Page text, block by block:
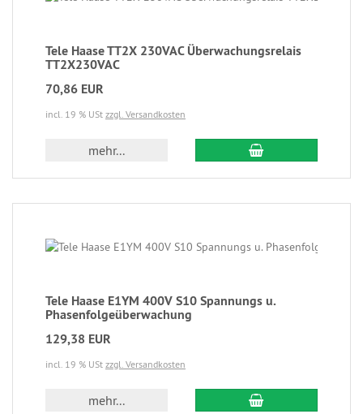
Tele Haase TT2X 230VAC Überwachungsrelais
TT2X230VAC
70,86 EUR
incl. 19 % USt zzgl. Versandkosten
mehr...
Tele Haase E1YM 400V S10 Spannungs u.
Phasenfolgeüberwachung
129,38 EUR
incl. 19 % USt zzgl. Versandkosten
mehr...